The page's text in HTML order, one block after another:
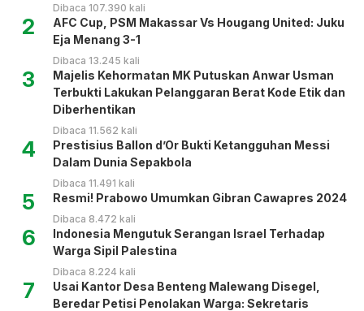
Dibaca 107.390 kali
2
AFC Cup, PSM Makassar Vs Hougang United: Juku
Eja Menang 3-1
Dibaca 13.245 kali
3
Majelis Kehormatan MK Putuskan Anwar Usman
Terbukti Lakukan Pelanggaran Berat Kode Etik dan
Diberhentikan
Dibaca 11.562 kali
4
Prestisius Ballon d’Or Bukti Ketangguhan Messi
Dalam Dunia Sepakbola
Dibaca 11.491 kali
5 Resmi! Prabowo Umumkan Gibran Cawapres 2024
Dibaca 8.472 kali
6
Indonesia Mengutuk Serangan Israel Terhadap
Warga Sipil Palestina
Dibaca 8.224 kali
7
Usai Kantor Desa Benteng Malewang Disegel,
Beredar Petisi Penolakan Warga: Sekretaris